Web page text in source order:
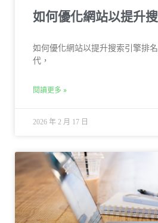
如何優化網站以提升
如何優化網站以提升搜索引擎排
代，
閱讀更多 »
2026 年 2 月 17 日